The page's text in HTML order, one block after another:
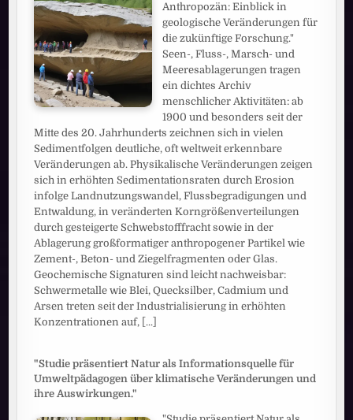
Anthropozän: Einblick in
geologische Veränderungen für
die zukünftige Forschung."
Seen-, Fluss-, Marsch- und
Meeresablagerungen tragen
ein dichtes Archiv
menschlicher Aktivitäten: ab
1900 und besonders seit der
Mitte des 20. Jahrhunderts zeichnen sich in vielen
Sedimentfolgen deutliche, oft weltweit erkennbare
Veränderungen ab. Physikalische Veränderungen zeigen
sich in erhöhten Sedimentationsraten durch Erosion
infolge Landnutzungswandel, Flussbegradigungen und
Entwaldung, in veränderten Korngrößenverteilungen
durch gesteigerte Schwebstofffracht sowie in der
Ablagerung großformatiger anthropogener Partikel wie
Zement-, Beton- und Ziegelfragmenten oder Glas.
Geochemische Signaturen sind leicht nachweisbar:
Schwermetalle wie Blei, Quecksilber, Cadmium und
Arsen treten seit der Industrialisierung in erhöhten
Konzentrationen auf, [...]
"Studie präsentiert Natur als Informationsquelle für
Umweltpädagogen über klimatische Veränderungen und
ihre Auswirkungen."